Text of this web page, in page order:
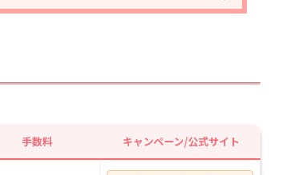
手数料 キャンペーン/公式サイト